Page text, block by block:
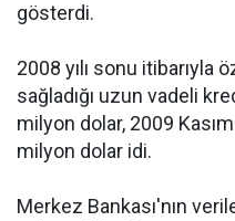
gösterdi.
2008 yılı sonu itibarıyla
sağladığı uzun vadeli
milyon dolar, 2009
milyon dolar idi.
Merkez Bankası'nın